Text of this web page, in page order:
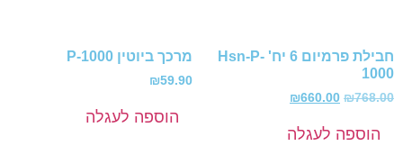
חבילת פרמיום 6 יח' Hsn-P-
1000
₪768.00
₪660.00
מרכך ביוטין P-1000
₪59.90